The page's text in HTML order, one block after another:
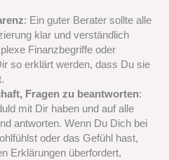
: Ein guter Berater sollte alle
klar und verständlich
Finanzbegriffe oder
so erklärt werden, dass Du sie
Fragen zu beantworten:
mit Dir haben und auf alle
antworten. Wenn Du Dich bei
oder das Gefühl hast,
Erklärungen überfordert,